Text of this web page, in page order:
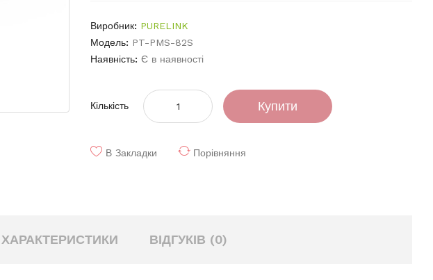
Виробник: PURELINK
Модель: PT-PMS-82S
Наявність:Є в наявності
Кількість Купити
В Закладки Порівняння
ХАРАКТЕРИСТИКИ ВІДГУКІВ (0)